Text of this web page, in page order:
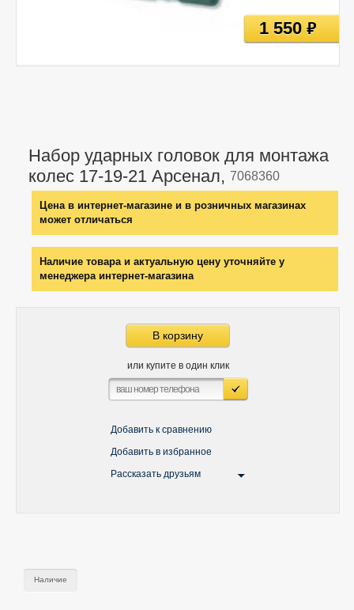
Набор ударных головок для монтажа
колес 17-19-21 Арсенал, 7068360
Цена в интернет-магазине и в розничных магазинах
может отличаться
Наличие товара и актуальную цену уточняйте у
менеджера интернет-магазина
В корзину
или купите в один клик
Добавить к сравнению
Добавить в избранное
Рассказать друзьям
1 550руб
Наличие